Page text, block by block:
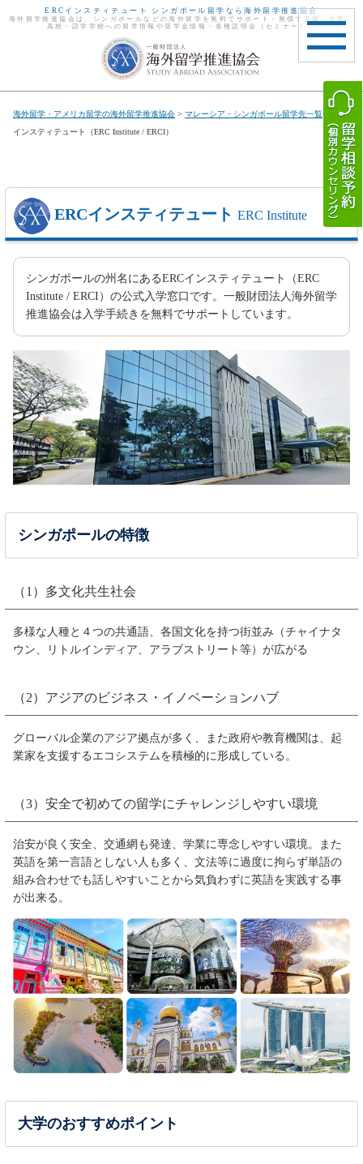
toggle
ERCインスティテュート シンガポール留学なら海外留学推進協会
海外留学推進協会は、シンガポールなどの海外留学を無料でサポート・無償で支援。大学・
高校・語学学校への留学情報や奨学金情報・各種説明会（セミナー）。
海外留学・アメリカ留学の海外留学推進協会 > マレーシア・シンガポール留学先一覧 > ERC
インスティテュート（ERC Institute / ERCI）
ERCインスティテュート ERC Institute
シンガポールの州名にあるERCインスティテュート（ERC
Institute / ERCI）の公式入学窓口です。一般財団法人海外留学
推進協会は入学手続きを無料でサポートしています。
シンガポールの特徴
（1）多文化共生社会
多様な人種と４つの共通語、各国文化を持つ街並み（チャイナタ
ウン、リトルインディア、アラブストリート等）が広がる
（2）アジアのビジネス・イノベーションハブ
グローバル企業のアジア拠点が多く、また政府や教育機関は、起
業家を支援するエコシステムを積極的に形成している。
（3）安全で初めての留学にチャレンジしやすい環境
治安が良く安全、交通網も発達、学業に専念しやすい環境。また
英語を第一言語としない人も多く、文法等に過度に拘らず単語の
組み合わせでも話しやすいことから気負わずに英語を実践する事
が出来る。
大学のおすすめポイント